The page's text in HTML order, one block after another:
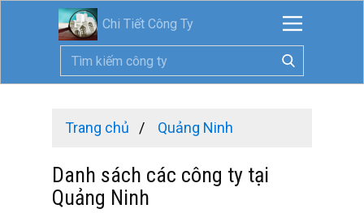
Chi Tiết Công Ty
Trang chủ Quảng Ninh
Danh sách các công ty tại
Quảng Ninh